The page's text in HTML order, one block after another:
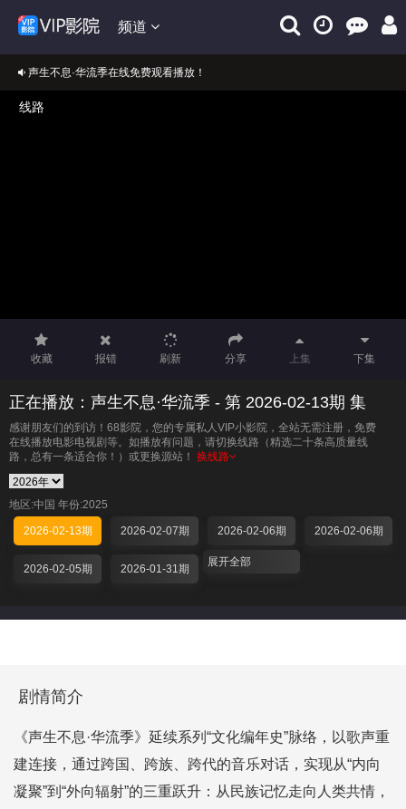
频道
声生不息·华流季在线免费观看播放！
正在播放：声生不息·华流季
收藏 报错 刷新 分享 上集 下集
正在播放：声生不息·华流季 - 第 2026-02-13期 集
感谢朋友们的到访！68影院，您的专属私人VIP小影院，全站无需注册，免费
在线播放电影电视剧等。如播放有问题，请切换线路（精选二十条高质量线
路，总有一条适合你！）或更换源站！ 换线路
地区:中国 年份:2025
2026-02-13期 2026-02-07期 2026-02-06期 2026-02-06期
2026-02-05期 2026-01-31期
展开全部
剧情简介
《声生不息·华流季》延续系列“文化编年史”脉络，以歌声重
建连接，通过跨国、跨族、跨代的音乐对话，实现从“内向
凝聚”到“外向辐射”的三重跃升：从民族记忆走向人类共情，